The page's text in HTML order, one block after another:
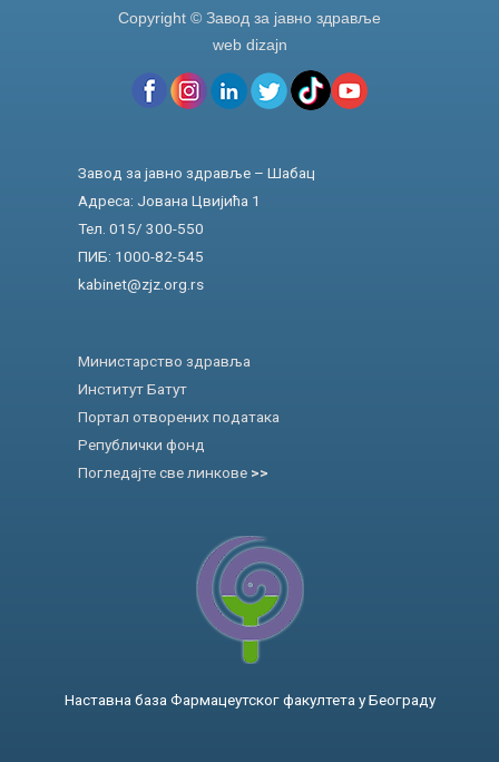
Copyright © Завод за јавно здравље
web dizajn
Завод за јавно здравље – Шабац
Адреса: Јована Цвијића 1
Тел. 015/ 300-550
ПИБ: 1000-82-545
kabinet@zjz.org.rs
Министарство здравља
Институт Батут
Портал отворених података
Републички фонд
Погледајте све линкове >>
Наставна база Фармацеутског факултета у Београду